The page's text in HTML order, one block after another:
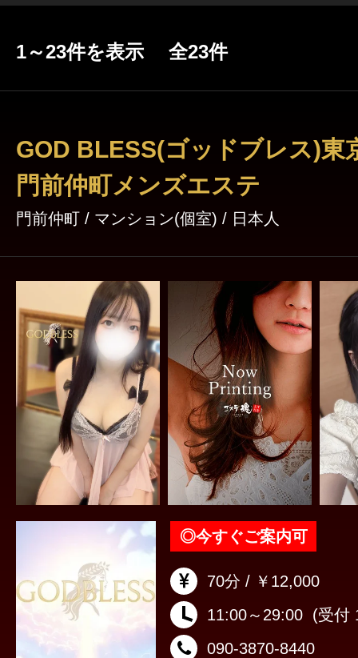
1～23件を表示 全23件
GOD BLESS(ゴッドブレス)東
門前仲町メンズエステ
門前仲町 / マンション(個室) / 日本人
◎今すぐご案内可
70分 / ￥12,000
11:00～29:00 (受付
090-3870-8440